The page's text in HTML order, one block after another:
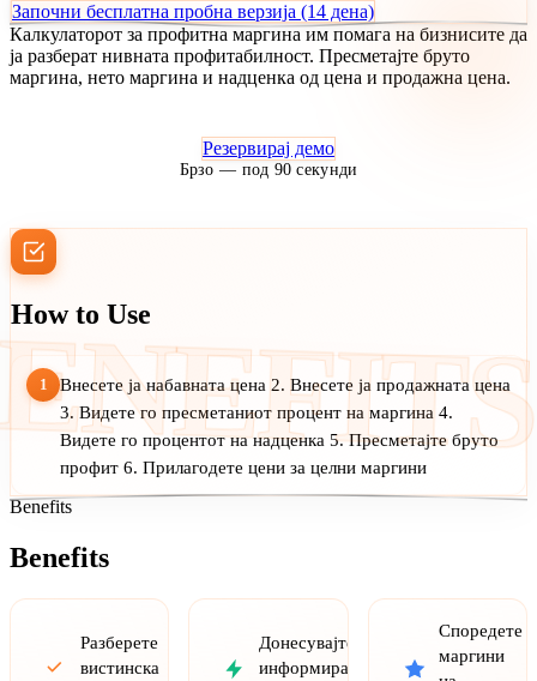
Започни бесплатна пробна верзија (14 дена)
Калкулаторот за профитна маргина им помага на бизнисите да
ја разберат нивната профитабилност. Пресметајте бруто
маргина, нето маргина и надценка од цена и продажна цена.
Резервирај демо
Брзо — под 90 секунди
How to Use
1
Внесете ја набавната цена 2. Внесете ја продажната цена
3. Видете го пресметаниот процент на маргина 4.
Видете го процентот на надценка 5. Пресметајте бруто
профит 6. Прилагодете цени за целни маргини
Benefits
Benefits
Разберете
вистинска
Донесувајте
информирани
Споредете
маргини